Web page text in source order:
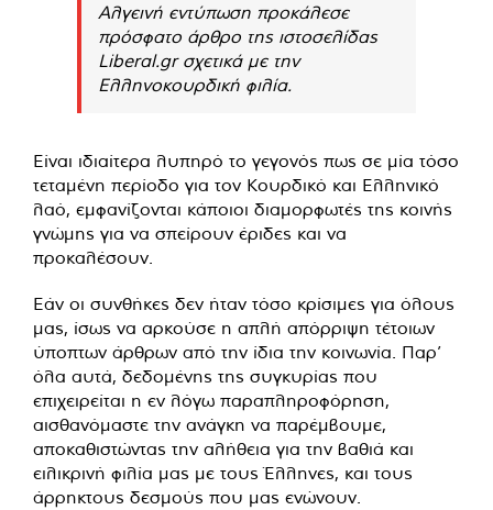
Αλγεινή εντύπωση προκάλεσε
πρόσφατο άρθρο της ιστοσελίδας
Liberal.gr σχετικά με την
Ελληνοκουρδική φιλία.
Είναι ιδιαίτερα λυπηρό το γεγονός πως σε μία τόσο
τεταμένη περίοδο για τον Κουρδικό και Ελληνικό
λαό, εμφανίζονται κάποιοι διαμορφωτές της κοινής
γνώμης για να σπείρουν έριδες και να
προκαλέσουν.
Εάν οι συνθήκες δεν ήταν τόσο κρίσιμες για όλους
μας, ίσως να αρκούσε η απλή απόρριψη τέτοιων
ύποπτων άρθρων από την ίδια την κοινωνία. Παρ’
όλα αυτά, δεδομένης της συγκυρίας που
επιχειρείται η εν λόγω παραπληροφόρηση,
αισθανόμαστε την ανάγκη να παρέμβουμε,
αποκαθιστώντας την αλήθεια για την βαθιά και
ειλικρινή φιλία μας με τους Έλληνες, και τους
άρρηκτους δεσμούς που μας ενώνουν.